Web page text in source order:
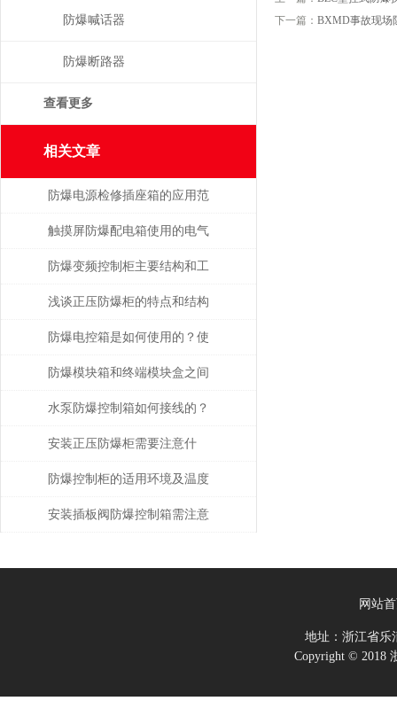
下一篇： BXMD事故现场
防爆喊话器
防爆断路器
查看更多
相关文章
防爆电源检修插座箱的应用范
围较为广泛
触摸屏防爆配电箱使用的电气
原理及工作原理
防爆变频控制柜主要结构和工
作原理
浅谈正压防爆柜的特点和结构
形式
防爆电控箱是如何使用的？使
用时有哪些注意事项？
防爆模块箱和终端模块盒之间
有什么区别，它们的用途是什
么？
水泵防爆控制箱如何接线的？
安装正压防爆柜需要注意什
么？
防爆控制柜的适用环境及温度
要求
安装插板阀防爆控制箱需注意
网站
地址：浙江省
Copyright © 2018